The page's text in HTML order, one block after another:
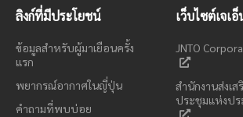
ลิงก์ที่มีประโยชน์
ข้อมูลสำหรับผู้มาเยือนครั้ง
แรก
พยากรณ์อากาศในญี่ปุ่น
คำถามที่พบบ่อย
เว็บไซต์เจเ
JNTO
สำนักงานส่งเส
ประชุมแห่งป